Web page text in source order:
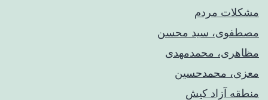
مشکلات مردم
مصطفوی، سید محسن
مظاهری، محمدمهدی
معزی، محمدحسین
منطقه آزاد کیش